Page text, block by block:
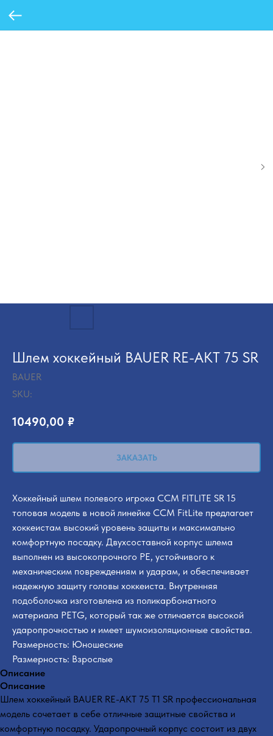
Шлем хоккейный BAUER RE-AKT 75 SR
BAUER
SKU:
10490,00 ₽
ЗАКАЗАТЬ
Хоккейный шлем полевого игрока CCM FITLITE SR 15
топовая модель в новой линейке CCM FitLite предлагает
хоккеистам высокий уровень защиты и максимально
комфортную посадку. Двухсоставной корпус шлема
выполнен из высокопрочного PE, устойчивого к
механическим повреждениям и ударам, и обеспечивает
надежную защиту головы хоккеиста. Внутренняя
подоболочка изготовлена из поликарбонатного
материала PETG, который так же отличается высокой
ударопрочностью и имеет шумоизоляционные свойства.
Размерность: Юношеские
Размерность: Взрослые
Описание
Описание
Шлем хоккейный BAUER RE-AKT 75 T1 SR профессиональная
модель сочетает в себе отличные защитные свойства и
комфортную посадку. Ударопрочный корпус состоит из двух